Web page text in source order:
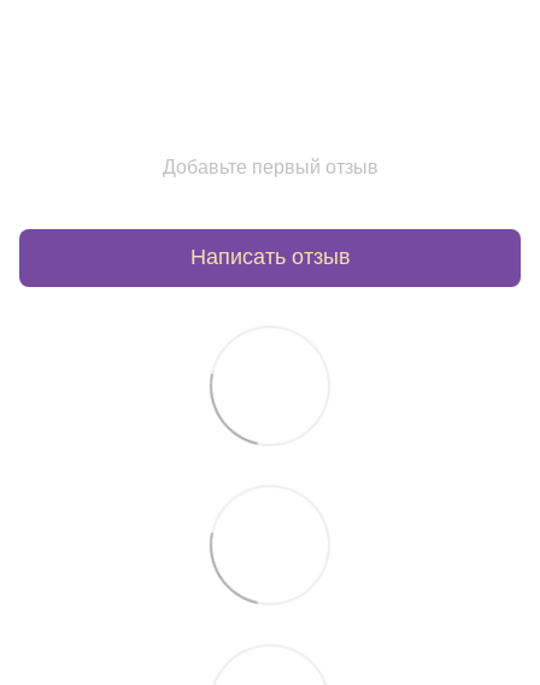
Добавьте первый отзыв
Написать отзыв